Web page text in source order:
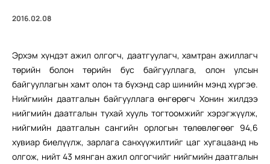
2016.02.08
Эрхэм хүндэт ажил олгогч, даатгуулагч, хамтран ажиллагч
төрийн болон төрийн бус байгууллага, олон улсын
байгууллагын хамт олон та бүхэнд сар шинийн мэнд хүргэе.
Нийгмийн даатгалын байгууллага өнгөрөгч Хонин жилдээ
нийгмийн даатгалын тухай хууль тогтоомжийг хэрэгжүүлж,
нийгмийн даатгалын сангийн орлогын төлөвлөгөөг 94,6
хувиар биелүүлж, зарлага санхүүжилтийг цаг хугацаанд нь
олгож, нийт 43 мянган ажил олгогчийг нийгмийн даатгалын